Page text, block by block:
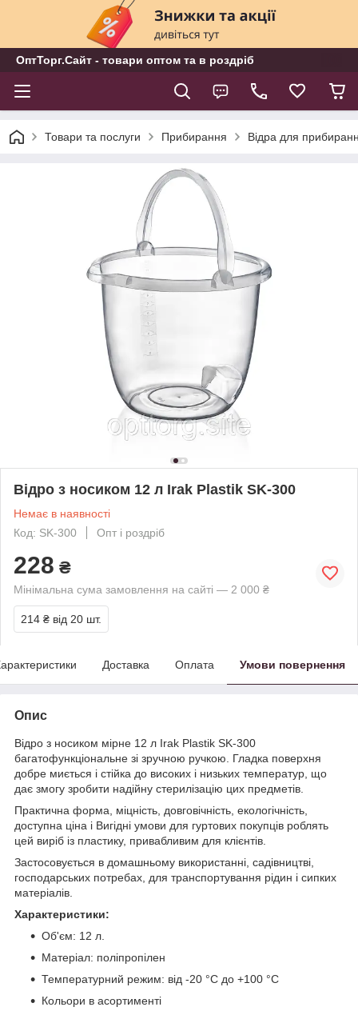
ОптТорг.Сайт - товари оптом та в роздріб
Товари та послуги Прибирання Відра для
Відро з носиком 12 л Irak Plastik SK-300
Немає в наявності
Код: SK-300
Опт і роздріб
228 ₴
Мінімальна сума замовлення на сайті — 2 000 ₴
214 ₴ від 20 шт.
Доставка Оплата Умови повернення
Опис
Відро з носиком мірне 12 л Irak Plastik SK-300
багатофункціональне зі зручною ручкою. Гладка поверхня
добре миється і стійка до високих і низьких температур, що
дає змогу зробити надійну стерилізацію цих предметів.
Практична форма, міцність, довговічність, екологічність,
доступна ціна і Вигідні умови для гуртових покупців роблять
цей виріб із пластику, привабливим для клієнтів.
Застосовується в домашньому використанні, садівництві,
господарських потребах, для транспортування рідин і сипких
матеріалів.
Характеристики:
Об'єм: 12 л.
Матеріал: поліпропілен
Температурний режим: від -20 °C до +100 °C
Кольори в асортименті